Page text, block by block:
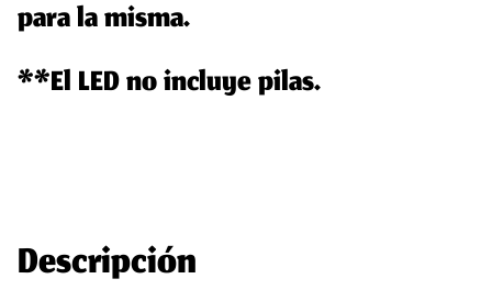
para la misma.
**El LED no incluye pilas.
Descripción